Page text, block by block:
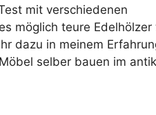
mit verschiedenen
möglich teure Edelhölzer
dazu in meinem
selber bauen im